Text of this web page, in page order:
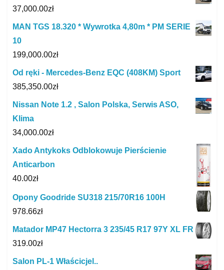
37,000.00zł
MAN TGS 18.320 * Wywrotka 4,80m * PM SERIE
10
199,000.00zł
Od ręki - Mercedes-Benz EQC (408KM) Sport
385,350.00zł
Nissan Note 1.2 , Salon Polska, Serwis ASO,
Klima
34,000.00zł
Xado Antykoks Odblokowuje Pierścienie
Anticarbon
40.00zł
Opony Goodride SU318 215/70R16 100H
978.66zł
Matador MP47 Hectorra 3 235/45 R17 97Y XL FR
319.00zł
Salon PL-1 Właścicjel..